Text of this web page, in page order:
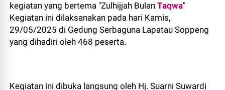
kegiatan yang bertema "Zulhijjah BulanTaqwa"
Kegiatan ini dilaksanakan pada hari Kamis,
29/05/2025 di Gedung Serbaguna Lapatau Soppeng
yang dihadiri oleh 468 peserta.
Kegiatan ini dibuka langsung oleh Hj. Suarni Suwardi